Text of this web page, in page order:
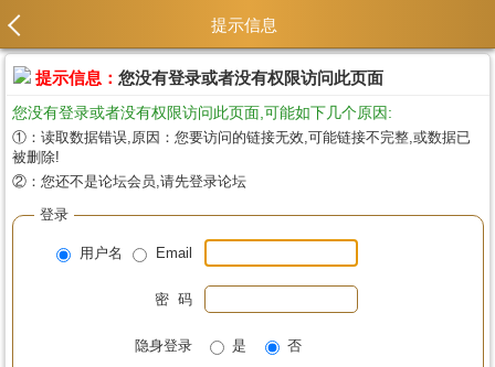
提示信息
提示信息： 您没有登录或者没有权限访问此页面
您没有登录或者没有权限访问此页面,可能如下几个原因:
①：读取数据错误,原因：您要访问的链接无效,可能链接不完整,或数据已
被删除!
②：您还不是论坛会员,请先登录论坛
登录
用户名 Email
密 码
隐身登录 是 否